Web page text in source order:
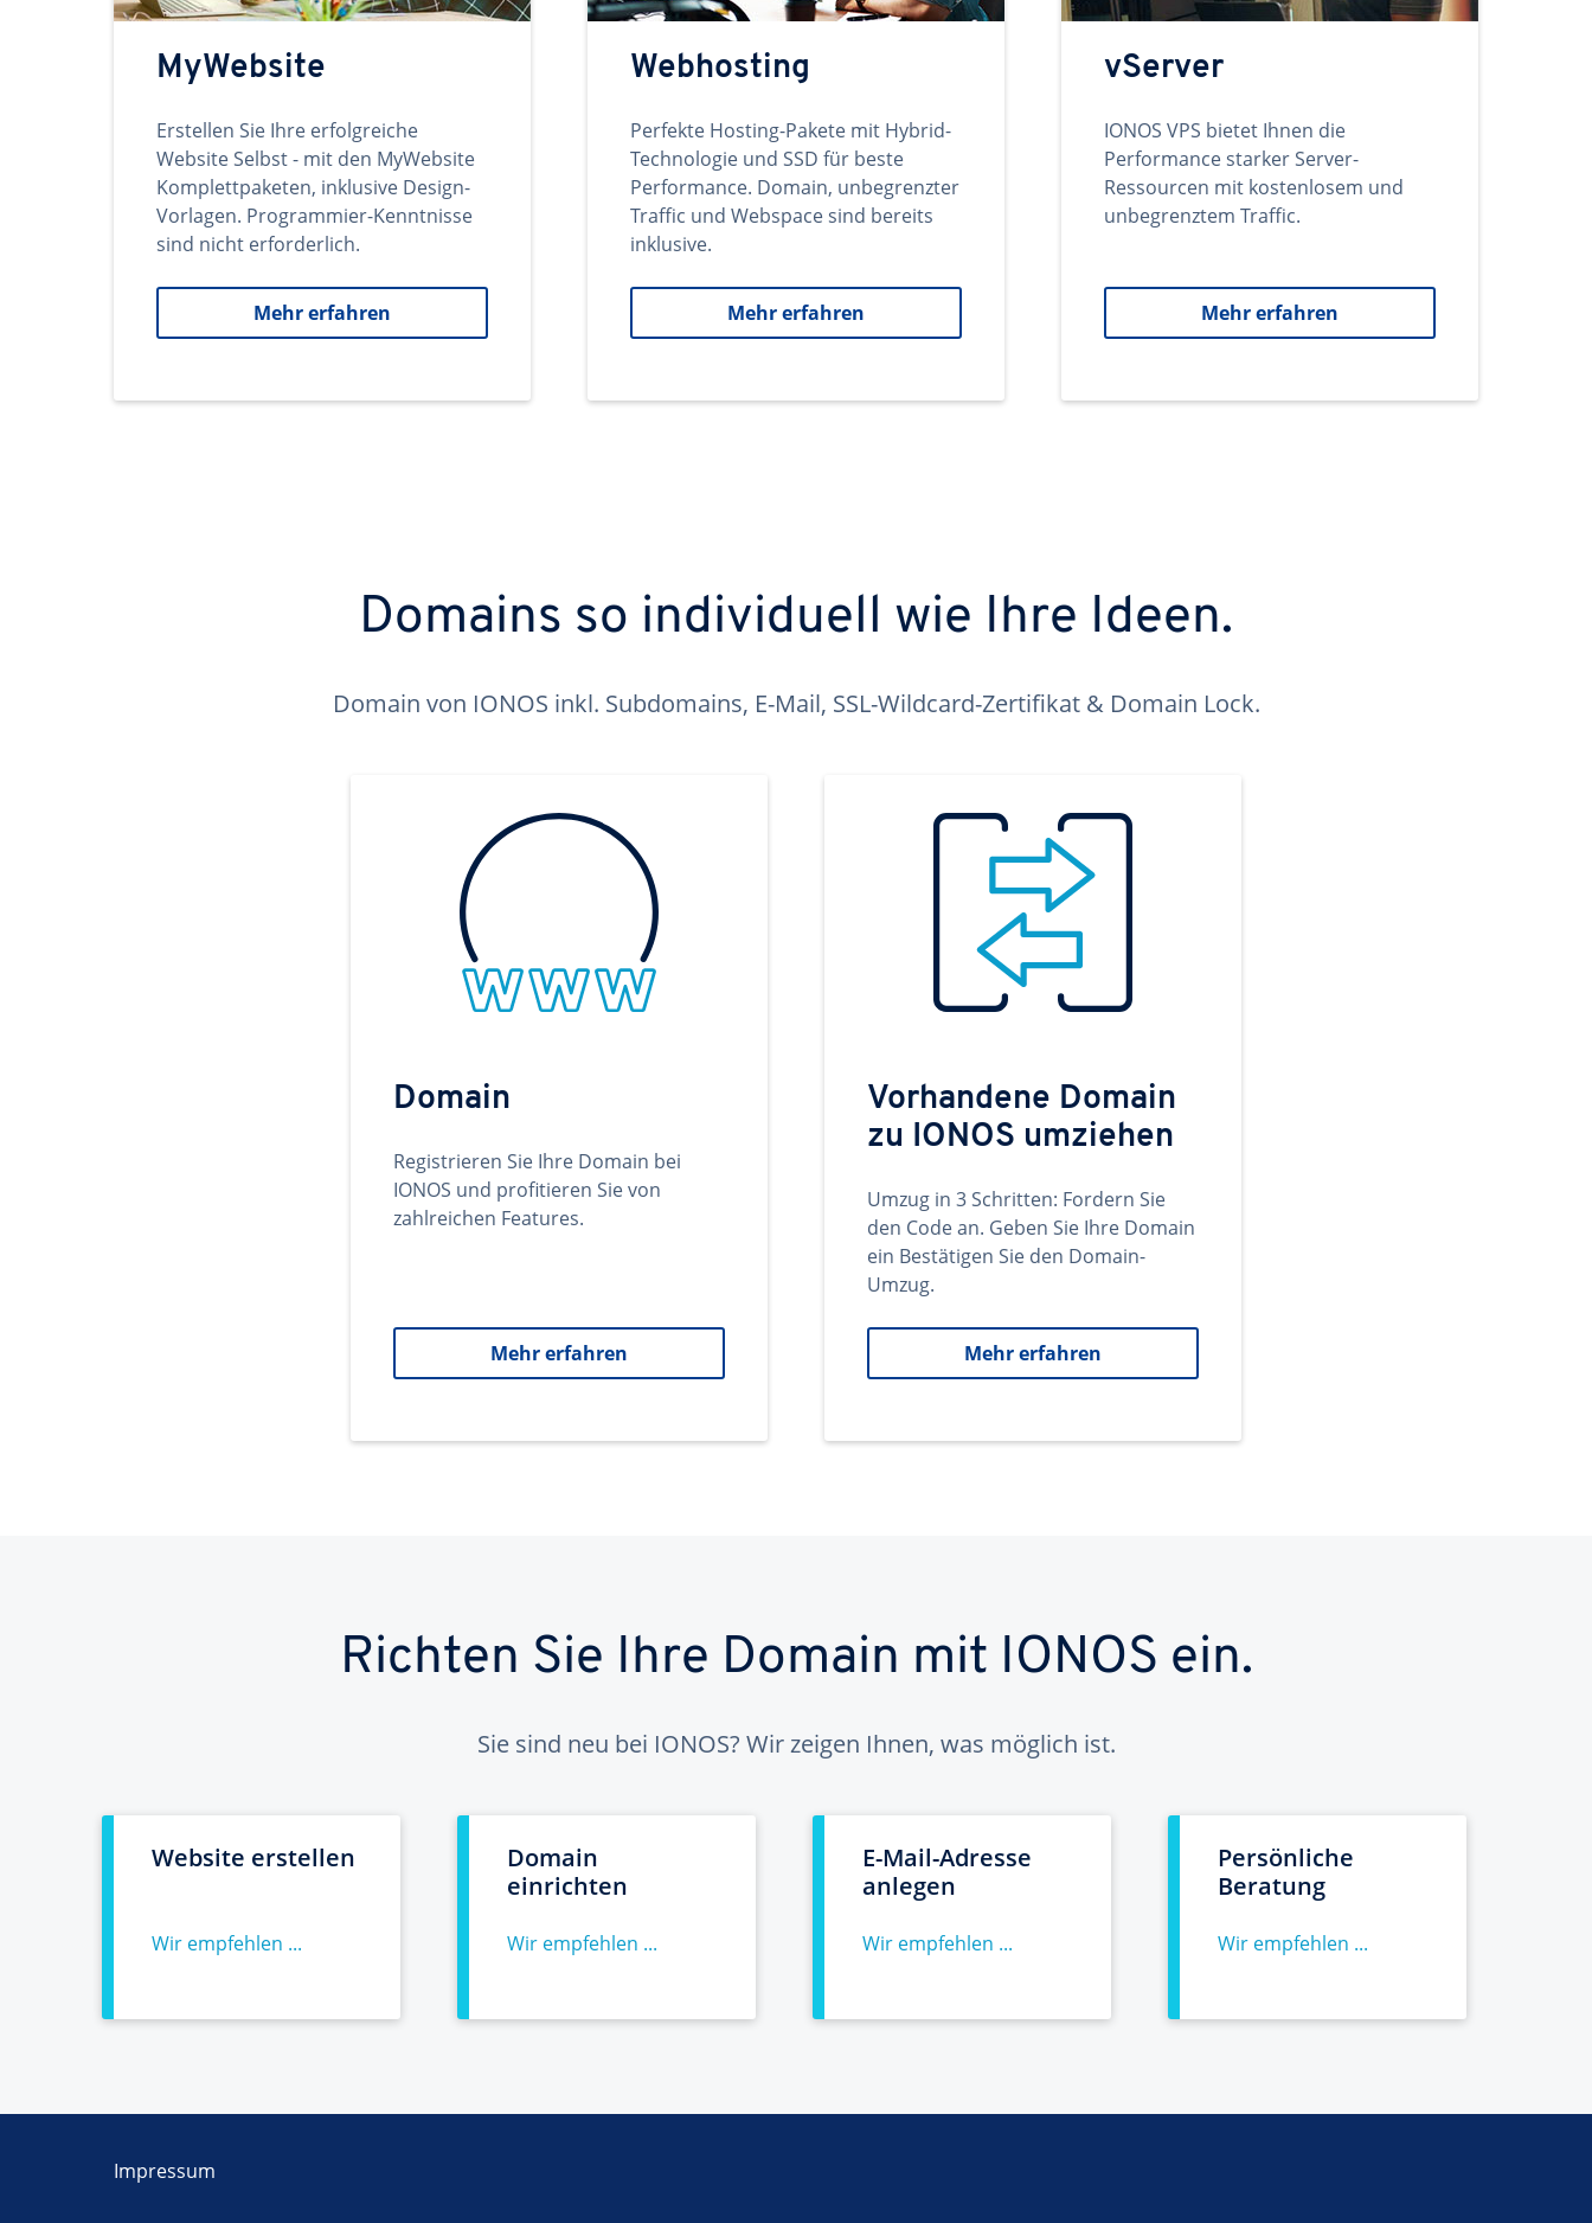
MyWebsite
Erstellen Sie Ihre erfolgreiche
Website Selbst - mit den MyWebsite
Komplettpaketen, inklusive Design-
Vorlagen. Programmier-Kenntnisse
sind nicht erforderlich.
Mehr erfahren
Webhosting
Perfekte Hosting-Pakete mit Hybrid-
Technologie und SSD für beste
Performance. Domain, unbegrenzter
Traffic und Webspace sind bereits
inklusive.
Mehr erfahren
vServer
IONOS VPS bietet Ihnen die
Performance starker Server-
Ressourcen mit kostenlosem und
unbegrenztem Traffic.
Mehr erfahren
Domains so individuell wie Ihre Ideen.
Domain von IONOS inkl. Subdomains, E-Mail, SSL-Wildcard-Zertifikat & Domain Lock.
Domain
Registrieren Sie Ihre Domain bei
IONOS und profitieren Sie von
zahlreichen Features.
Mehr erfahren
Vorhandene Domain
zu IONOS umziehen
Umzug in 3 Schritten: Fordern Sie
den Code an. Geben Sie Ihre Domain
ein Bestätigen Sie den Domain-
Umzug.
Mehr erfahren
Richten Sie Ihre Domain mit IONOS ein.
Sie sind neu bei IONOS? Wir zeigen Ihnen, was möglich ist.
Website erstellen
Wir empfehlen ...
Domain
einrichten
Wir empfehlen ...
E-Mail-Adresse
anlegen
Wir empfehlen ...
Persönliche
Beratung
Wir empfehlen ...
Impressum